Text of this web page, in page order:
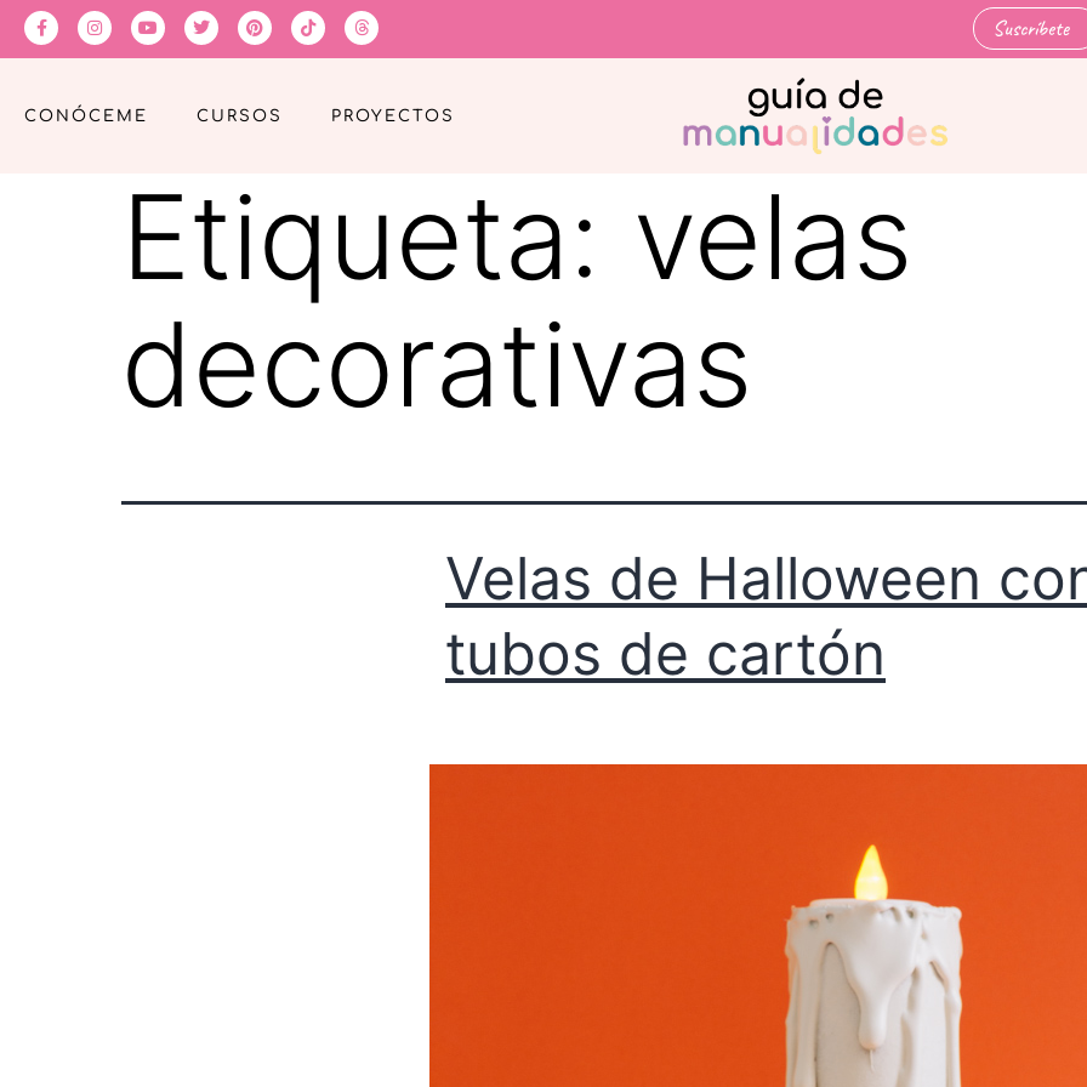
Suscríbete
CONÓCEME CURSOS PROYECTOS
Etiqueta: velas
decorativas
Velas de Halloween
tubos de cartón